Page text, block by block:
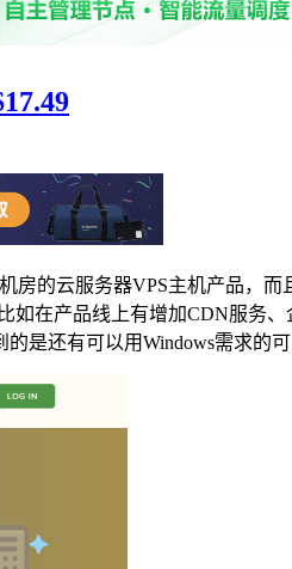
的云服务器VPS主机产品，
在产品线上有增加CDN服务
是还有可以用Windows需求的